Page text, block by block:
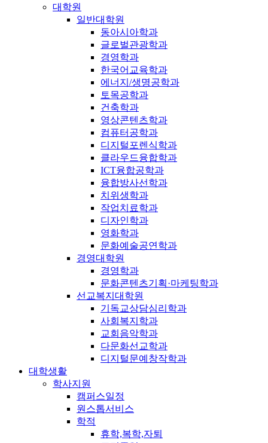
대학원
일반대학원
동아시아학과
글로벌관광학과
경영학과
한국어교육학과
에너지/생명공학과
토목공학과
건축학과
영상콘텐츠학과
컴퓨터공학과
디지털포렌식학과
클라우드융합학과
ICT융합공학과
융합방사선학과
치위생학과
작업치료학과
디자인학과
영화학과
문화예술공연학과
경영대학원
경영학과
문화콘텐츠기획·마케팅학과
선교복지대학원
기독교상담심리학과
사회복지학과
교회음악학과
다문화선교학과
디지털문예창작학과
대학생활
학사지원
캠퍼스일정
원스톱서비스
학적
휴학,복학,자퇴